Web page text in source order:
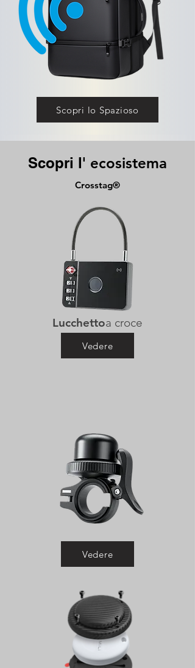
Scopri lo Spazioso
Scopri l' ecosistema
Crosstag®
Lucchettoa croce
Vedere
Vedere